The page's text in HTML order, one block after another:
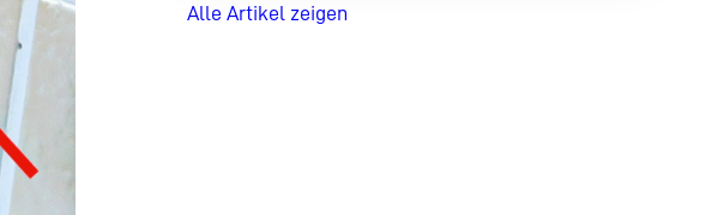
Alle Artikel zeigen